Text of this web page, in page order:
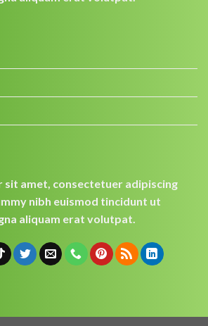
sit amet, consectetuer adipiscing
nibh euismod tincidunt ut
aliquam erat volutpat.